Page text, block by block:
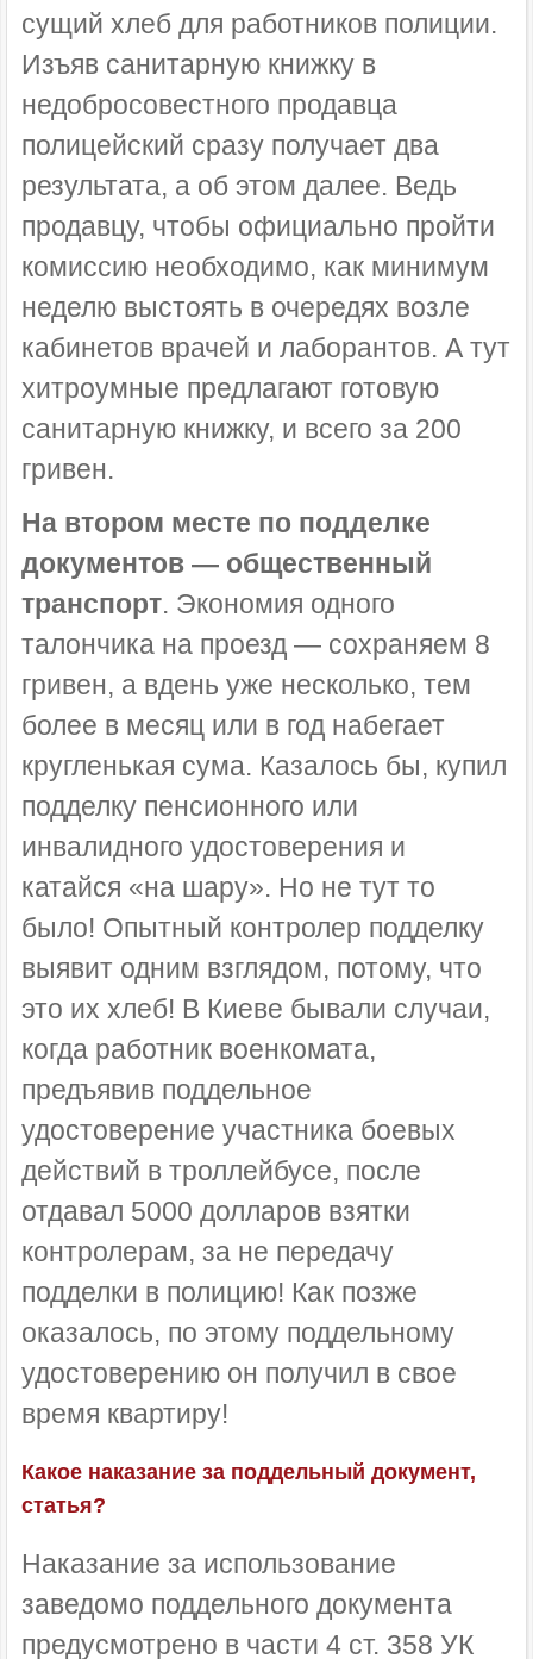
сущий хлеб для работников полиции.
Изъяв санитарную книжку в
недобросовестного продавца
полицейский сразу получает два
результата, а об этом далее. Ведь
продавцу, чтобы официально пройти
комиссию необходимо, как минимум
неделю выстоять в очередях возле
кабинетов врачей и лаборантов. А тут
хитроумные предлагают готовую
санитарную книжку, и всего за 200
гривен.
На втором месте по подделке
документов — общественный
транспорт. Экономия одного
талончика на проезд — сохраняем 8
гривен, а вдень уже несколько, тем
более в месяц или в год набегает
кругленькая сума. Казалось бы, купил
подделку пенсионного или
инвалидного удостоверения и
катайся «на шару». Но не тут то
было! Опытный контролер подделку
выявит одним взглядом, потому, что
это их хлеб! В Киеве бывали случаи,
когда работник военкомата,
предъявив поддельное
удостоверение участника боевых
действий в троллейбусе, после
отдавал 5000 долларов взятки
контролерам, за не передачу
подделки в полицию! Как позже
оказалось, по этому поддельному
удостоверению он получил в свое
время квартиру!
Какое наказание за поддельный документ,
статья?
Наказание за использование
заведомо поддельного документа
предусмотрено в части 4 ст. 358 УК